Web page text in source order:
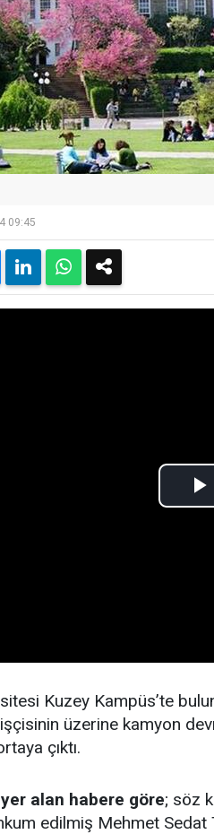
09:45
Kuzey Kampüs’te
üzerine kamyon
çıktı.
alan habere göre; söz
edilmiş Mehmet Sedat